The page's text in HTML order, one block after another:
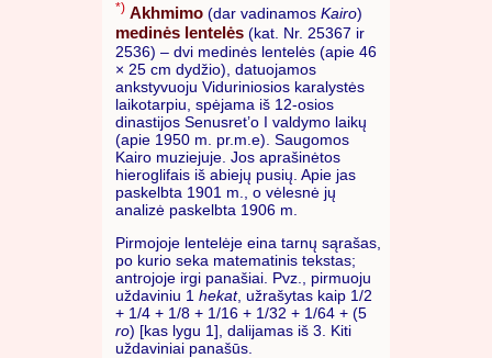
*) Akhmimo (dar vadinamos Kairo)
medinės lentelės (kat. Nr. 25367 ir
2536) – dvi medinės lentelės (apie 46
× 25 cm dydžio), datuojamos
ankstyvuoju Viduriniosios karalystės
laikotarpiu, spėjama iš 12-osios
dinastijos Senusret’o I valdymo laikų
(apie 1950 m. pr.m.e). Saugomos
Kairo muziejuje. Jos aprašinėtos
hieroglifais iš abiejų pusių. Apie jas
paskelbta 1901 m., o vėlesnė jų
analizė paskelbta 1906 m.
Pirmojoje lentelėje eina tarnų sąrašas,
po kurio seka matematinis tekstas;
antrojoje irgi panašiai. Pvz., pirmuoju
uždaviniu 1 hekat, užrašytas kaip 1/2
+ 1/4 + 1/8 + 1/16 + 1/32 + 1/64 + (5
ro) [kas lygu 1], dalijamas iš 3. Kiti
uždaviniai panašūs.